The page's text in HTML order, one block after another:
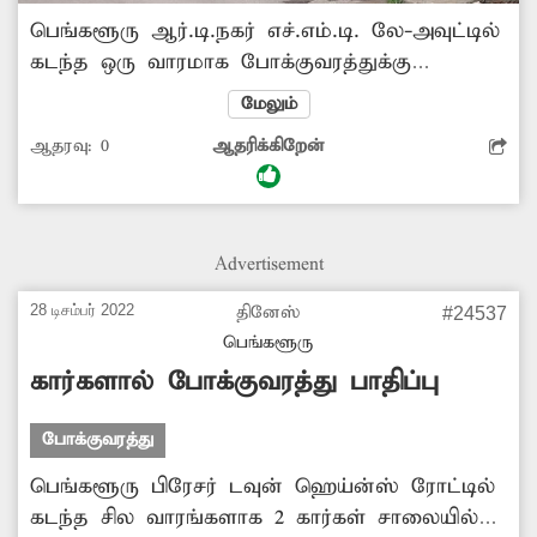
பெங்களூரு ஆர்.டி.நகர் எச்.எம்.டி. லே-அவுட்டில்
கடந்த ஒரு வாரமாக போக்குவரத்துக்கு
இடையூறாக ஒரு லாரி நின்று கொண்டு
இருக்கிறது. இதனால் வாகன போக்குவரத்து
பரபரப்பாக இருக்கும் நேரத்தில் அப்பகுதியில்
கடும் போக்குவரத்து நெரிசல் ஏற்படுவதால்
இரவில் வேகமாக வரும் வாகன ஓட்டிகள் அந்த
அபாயமும் உள்ளது. இதனால் லாரியை
அங்கிருந்து அகற்ற போக்குவரத்து போலீசார்
நடவடிக்கை எடுக்க வேண்டும்.
மேலும்
ஆதரவு: 0 ஆதரிக்கிறேன்
Advertisement
28 டிசம்பர் 2022
தினேஸ்
பெங்களூரு
#24537
கார்களால் போக்குவரத்து பாதிப்பு
போக்குவரத்து
பெங்களூரு பிரேசர் டவுன் ஹெய்ன்ஸ் ரோட்டில்
கடந்த சில வாரங்களாக 2 கார்கள் சாலையில்